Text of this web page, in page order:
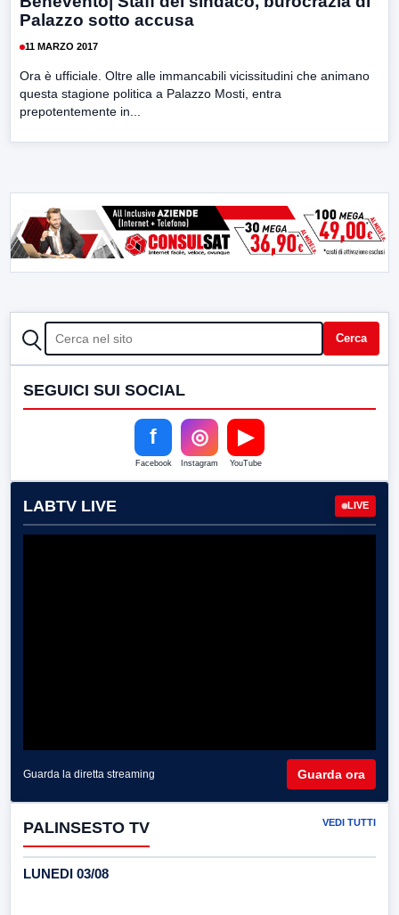
Palazzo sotto accusa
11 MARZO 2017
Ora è ufficiale. Oltre alle immancabili vicissitudini che animano
questa stagione politica a Palazzo Mosti, entra
prepotentemente in...
CERCA Cerca
SEGUICI SUI SOCIAL
f
Facebook
◎
Instagram
▶
YouTube
LABTV LIVE LIVE
Guarda la diretta streaming Guarda ora
PALINSESTO TV VEDI TUTTI
LUNEDI 03/08